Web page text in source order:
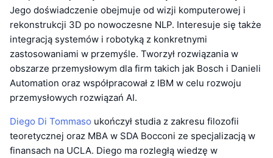
Jego doświadczenie obejmuje od wizji komputerowej i
rekonstrukcji 3D po nowoczesne NLP. Interesuje się także
integracją systemów i robotyką z konkretnymi
zastosowaniami w przemyśle. Tworzył rozwiązania w
obszarze przemysłowym dla firm takich jak Bosch i Danieli
Automation oraz współpracował z IBM w celu rozwoju
przemysłowych rozwiązań AI.
Diego Di Tommaso ukończył studia z zakresu filozofii
teoretycznej oraz MBA w SDA Bocconi ze specjalizacją w
finansach na UCLA. Diego ma rozległą wiedzę w